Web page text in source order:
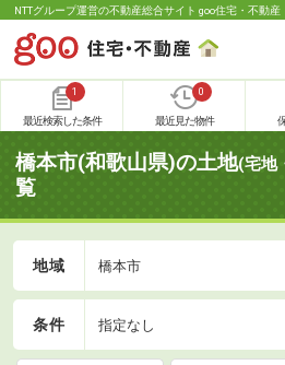
NTTグループ運営の不動産総合サイト goo住宅・不動産
1
最近検索した条件
0
最近見た物件
橋本市(和歌山県)の土地(宅地
覧
地域 橋本市
条件 指定なし